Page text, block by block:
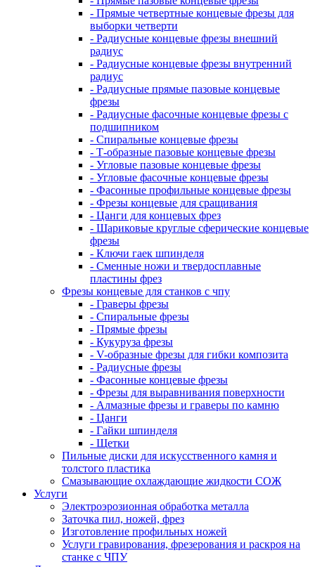
- Прямые четвертные концевые фрезы для
выборки четверти
- Радиусные концевые фрезы внешний
радиус
- Радиусные концевые фрезы внутренний
радиус
- Радиусные прямые пазовые концевые
фрезы
- Радиусные фасочные концевые фрезы с
подшипником
- Спиральные концевые фрезы
- Т-образные пазовые концевые фрезы
- Угловые пазовые концевые фрезы
- Угловые фасочные концевые фрезы
- Фасонные профильные концевые фрезы
- Фрезы концевые для сращивания
- Цанги для концевых фрез
- Шариковые круглые сферические концевые
фрезы
- Ключи гаек шпинделя
- Сменные ножи и твердосплавные
пластины фрез
Фрезы концевые для станков с чпу
- Граверы фрезы
- Спиральные фрезы
- Прямые фрезы
- Кукуруза фрезы
- V-образные фрезы для гибки композита
- Радиусные фрезы
- Фасонные концевые фрезы
- Фрезы для выравнивания поверхности
- Алмазные фрезы и граверы по камню
- Цанги
- Гайки шпинделя
- Щетки
Пильные диски для искусственного камня и
толстого пластика
Смазывающие охлаждающие жидкости СОЖ
Услуги
Электроэрозионная обработка металла
Заточка пил, ножей, фрез
Изготовление профильных ножей
Услуги гравирования, фрезерования и раскроя на
станке с ЧПУ